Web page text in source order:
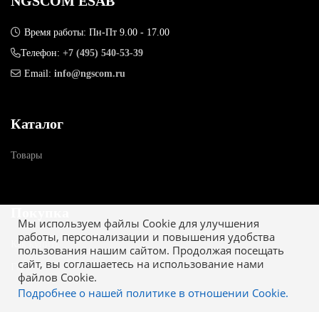
Мы используем файлы Cookie для улучшения
работы, персонализации и повышения удобства
пользования нашим сайтом. Продолжая посещать
сайт, вы соглашаетесь на использование нами
файлов Cookie.
Подробнее о нашей политике в отношении Cookie.
Время работы: Пн-Пт 9.00 - 17.00
Телефон: +7 (495) 540-53-39
Email: info@ngscom.ru
Каталог
Товары
Как купить
Гарантия